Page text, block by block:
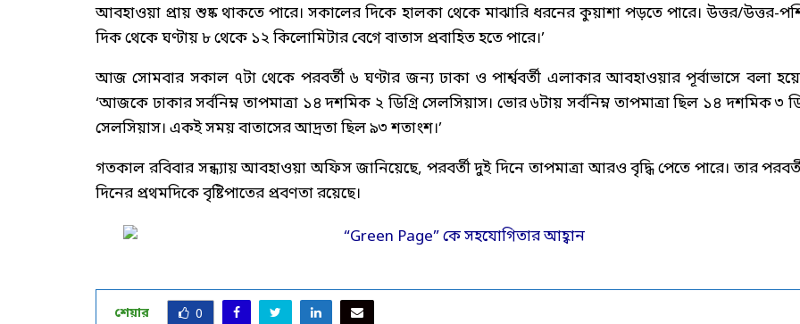
আবহাওয়া প্রায় শুষ্ক থাকতে পারে। সকালের দিকে হালকা থেকে মাঝারি ধরনের কুয়াশা পড়তে পারে। উত্তর/উত্তর-
দিক থেকে ঘণ্টায় ৮ থেকে ১২ কিলোমিটার বেগে বাতাস প্রবাহিত হতে পারে।’
আজ সোমবার সকাল ৭টা থেকে পরবর্তী ৬ ঘণ্টার জন্য ঢাকা ও পার্শ্ববর্তী এলাকার আবহাওয়ার পূর্বাভাসে বলা
‘আজকে ঢাকার সর্বনিম্ন তাপমাত্রা ১৪ দশমিক ২ ডিগ্রি সেলসিয়াস। ভোর ৬টায় সর্বনিম্ন তাপমাত্রা ছিল ১৪ দশমিক ৩
সেলসিয়াস। একই সময় বাতাসের আদ্রতা ছিল ৯৩ শতাংশ।’
গতকাল রবিবার সন্ধ্যায় আবহাওয়া অফিস জানিয়েছে, পরবর্তী দুই দিনে তাপমাত্রা আরও বৃদ্ধি পেতে পারে। তার
দিনের প্রথমদিকে বৃষ্টিপাতের প্রবণতা রয়েছে।
শেয়ার 0